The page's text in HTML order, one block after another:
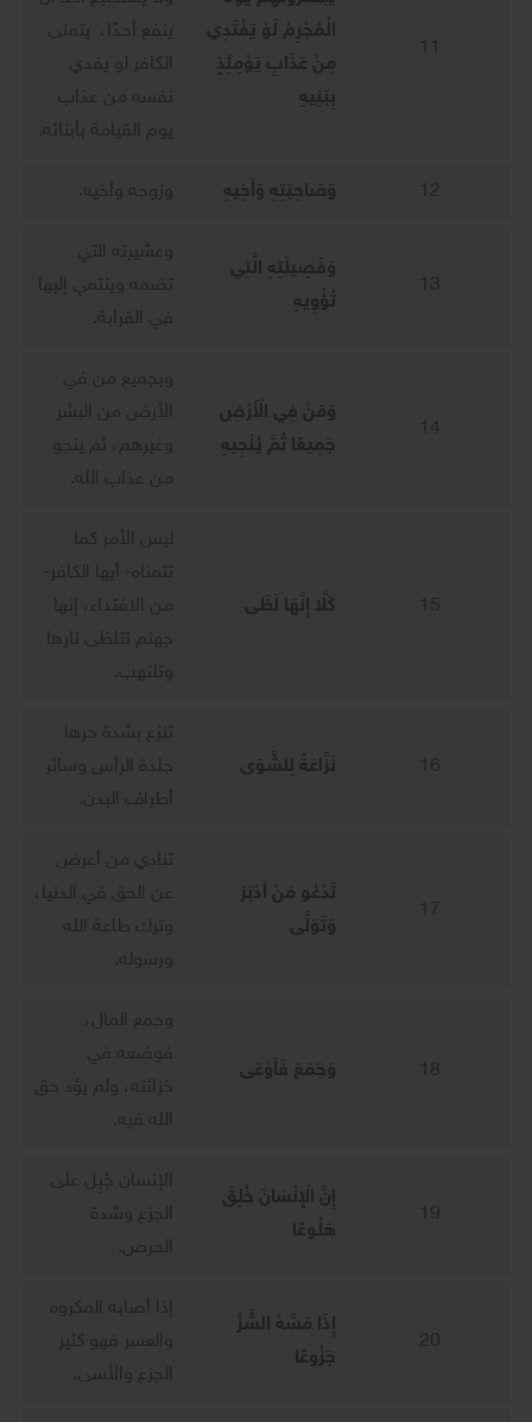
11
الْمُجْرِمُ لَوْ يَفْتَدِي
مِنْ عَذَابِ يَوْمِئِذٍ
بِبَنِيهِ
ينفع أحدًا، يتمنى
الكافر لو يفدي
نفسه من عذاب
يوم القيامة بأبنائه.
12 وَصَاحِبَتِهِ وَأَخِيهِ وزوجه وأخيه.
13
وَفَصِيلَتِهِ الَّتِي
تُؤْوِيهِ
وعشيرته التي
تضمه وينتمي إليها
في القرابة.
14
وَمَنْ فِي الْأَرْضِ
جَمِيعًا ثُمَّ يُنْجِيهِ
وبجميع من في
الأرض من البشر
وغيرهم، ثم ينجو
من عذاب الله.
15 كَلَّا إِنَّهَا لَظَى
ليس الأمر كما
تتمناه- أيها الكافر-
من الافتداء، إنها
جهنم تتلظى نارها
وتلتهب.
16 نَزَّاعَةً لِلشَّوَى
تنزع بشدة حرها
جلدة الرأس وسائر
أطراف البدن.
17
تَدْعُو مَنْ أَدْبَرَ
وَتَوَلَّى
تنادي من أعرض
عن الحق في الدنيا،
وترك طاعة الله
ورسوله.
18 وَجَمَعَ فَأَوْعَى
وجمع المال،
فوضعه في
خزائنه، ولم يؤد حق
الله فيه.
19
إِنَّ الْإِنْسَانَ خُلِقَ
هَلُوعًا
الإنسان جُبِل على
الجزع وشدة
الحرص.
20
إِذَا مَسَّهُ الشَّرُّ
جَزُوعًا
إذا أصابه المكروه
والعسر فهو كثير
الجزع والأسى.